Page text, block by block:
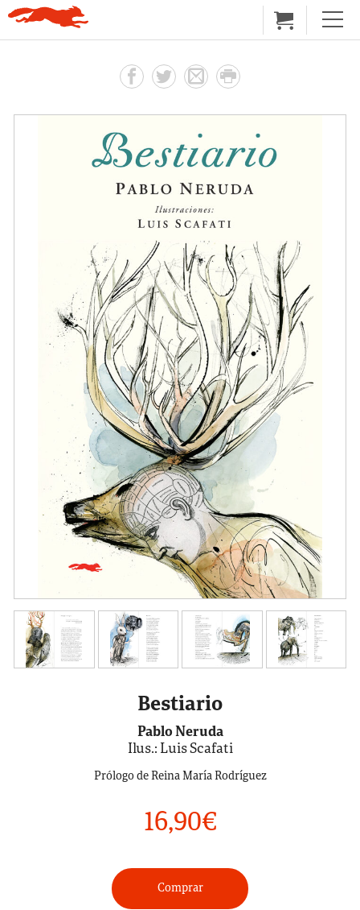
Bestiario
Pablo Neruda
Ilus.: Luis Scafati
Prólogo de Reina María Rodríguez
16,90€
Comprar